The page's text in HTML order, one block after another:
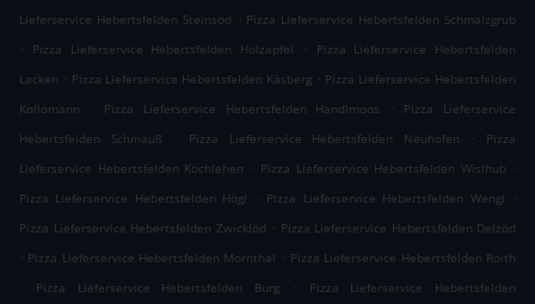
Lieferservice Hebertsfelden Steinsöd . Pizza Lieferservice Hebertsfelden Schmalzgrub
.
Pizza Lieferservice Hebertsfelden Holzapfel .
Pizza Lieferservice Hebertsfelden
Lacken . Pizza Lieferservice Hebertsfelden Käsberg . Pizza Lieferservice Hebertsfelden
Kollomann
. Pizza Lieferservice Hebertsfelden Handlmoos .
Pizza Lieferservice
Hebertsfelden Schmauß
. Pizza Lieferservice Hebertsfelden Neuhofen .
Pizza
Lieferservice Hebertsfelden Kochlehen
. Pizza Lieferservice Hebertsfelden Wislhub .
Pizza Lieferservice Hebertsfelden Högl
. Pizza Lieferservice Hebertsfelden Wengl
.
Pizza Lieferservice Hebertsfelden Zwicklöd . Pizza Lieferservice Hebertsfelden Delzöd
. Pizza Lieferservice Hebertsfelden Mornthal . Pizza Lieferservice Hebertsfelden Roith
.
Pizza Lieferservice Hebertsfelden Burg .
Pizza Lieferservice Hebertsfelden